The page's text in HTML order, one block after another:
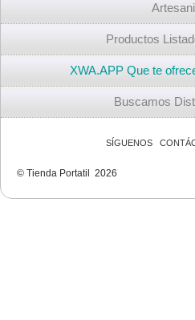
Productos
XWA.APP Que te
Buscamos
SÍGUENOS
© Tienda Portatil 2026